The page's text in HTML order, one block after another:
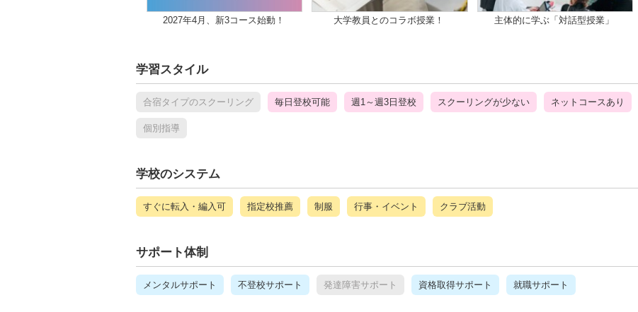
2027年4月、新3コース始動！ 大学教員とのコラボ授業！ 主体的に学ぶ「対話型授業」
学習スタイル
合宿タイプのスクーリング 毎日登校可能 週1～週3日登校 スクーリングが少ない ネットコースあり
個別指導
学校のシステム
すぐに転入・編入可 指定校推薦 制服 行事・イベント クラブ活動
サポート体制
メンタルサポート 不登校サポート 発達障害サポート 資格取得サポート 就職サポート